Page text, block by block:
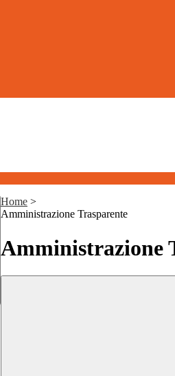
Home >
Amministrazione Trasparente
Amministrazione